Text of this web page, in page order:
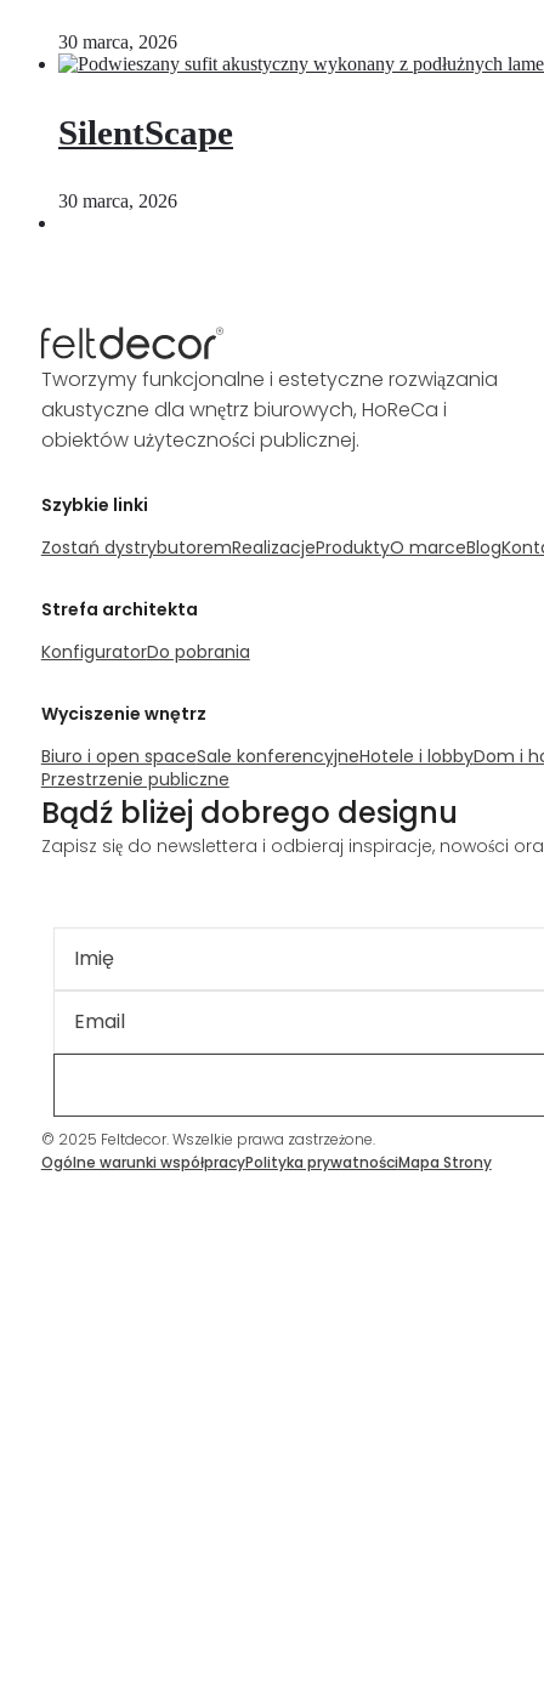
30 marca, 2026
SilentScape
30 marca, 2026
Tworzymy funkcjonalne i estetyczne rozwiązania
akustyczne dla wnętrz biurowych, HoReCa i
obiektów użyteczności publicznej.
Szybkie linki
Zostań dystrybutoremRealizacjeProduktyO marceBlog
Strefa architekta
KonfiguratorDo pobrania
Wyciszenie wnętrz
Biuro i open spaceSale konferencyjneHotele i lobbyDom i
Przestrzenie publiczne
Bądź bliżej dobrego designu
Zapisz się do newslettera i odbieraj inspiracje, nowości
© 2025 Feltdecor. Wszelkie prawa zastrzeżone.
Ogólne warunki współpracyPolityka prywatnościMapa Strony